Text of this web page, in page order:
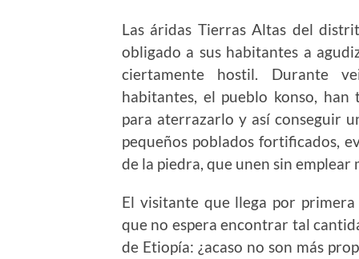
Las áridas Tierras Altas del
obligado a sus habitantes a
ciertamente hostil. Durante
habitantes, el pueblo konso,
para aterrazarlo y así conseguir
pequeños poblados fortificados,
de la piedra, que unen sin emplear
El visitante que llega por
que no espera encontrar tal
de Etiopía: ¿acaso no son más